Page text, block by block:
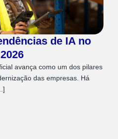
de IA no
avança como um dos pilares
das empresas. Há